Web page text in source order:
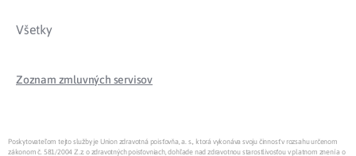
Všetky
Zoznam zmluvných servisov
Poskytovateľom tejto služby je Union zdravotná poisťovňa, a. s., ktorá vykonáva svoju činnosť v rozsahu určenom
zákonom č. 581/2004 Z.z. o zdravotných poisťovniach, dohľade nad zdravotnou starostlivosťou v platnom znení a o